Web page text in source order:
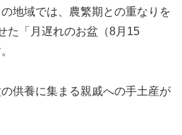
地域では、農繁期との重なりを
た「月遅れのお盆（8月15
供養に集まる親戚への手土産が